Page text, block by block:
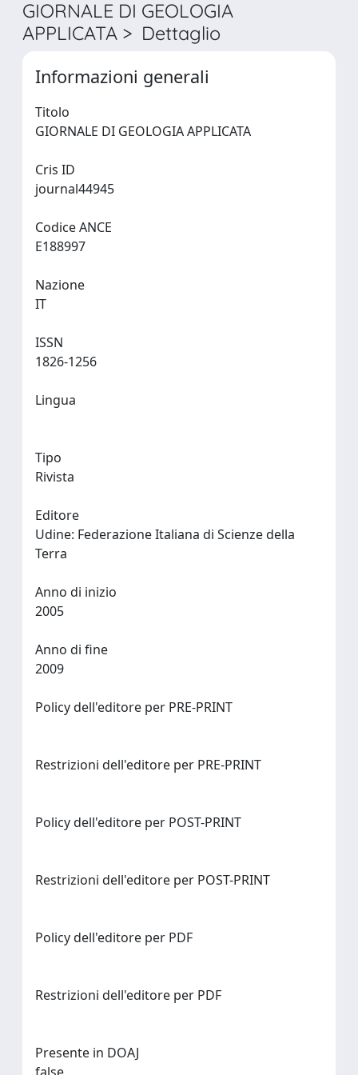
GIORNALE DI GEOLOGIA
APPLICATA > Dettaglio
Informazioni generali
Titolo
Cris ID
Codice ANCE
Nazione
ISSN
Lingua
Tipo
Rivista
Editore
Udine: Federazione Italiana di Scienze della
Anno di inizio
Anno di fine
Policy dell'editore per PRE-PRINT
Restrizioni dell'editore per PRE-PRINT
Policy dell'editore per POST-PRINT
Restrizioni dell'editore per POST-PRINT
Policy dell'editore per PDF
Restrizioni dell'editore per PDF
Presente in DOAJ